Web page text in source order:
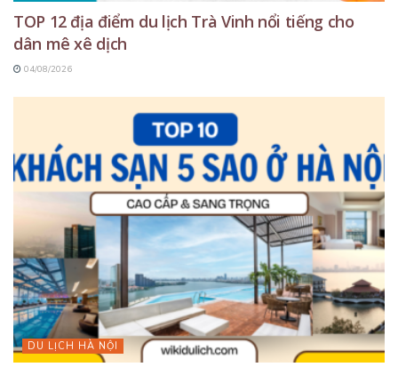
TOP 12 địa điểm du lịch Trà Vinh nổi tiếng cho
dân mê xê dịch
04/08/2026
DU LỊCH HÀ NỘI